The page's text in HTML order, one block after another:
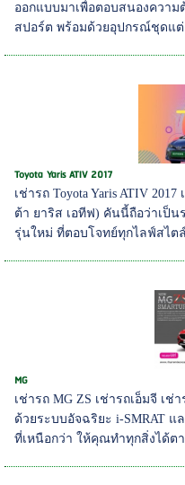
ออกแบบมาเพื่อตอบสนองควา
สปอร์ต พร้อมด้วยอุปกรณ์ชุดแต่
Toyota Yaris ATIV 2017
เช่ารถ Toyota Yaris ATIV 2017
ต้า ยาริส เอทีฟ) คันนี้ถือว่าเป็
รุ่นใหม่ ที่ตอบโจทย์ทุกไลฟ์สไต
MG
เช่ารถ MG ZS เช่ารถเอ็มจี เช่
ด้วยระบบอัจฉริยะ i-SMRAT
ที่เหนือกว่า ให้คุณทำทุกสิ่งได้ต